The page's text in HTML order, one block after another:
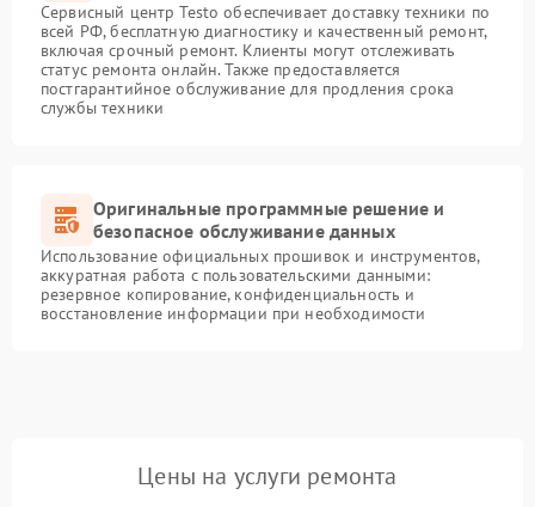
Сервисный центр Testo обеспечивает доставку техники по
всей РФ, бесплатную диагностику и качественный ремонт,
включая срочный ремонт. Клиенты могут отслеживать
статус ремонта онлайн. Также предоставляется
постгарантийное обслуживание для продления срока
службы техники
Оригинальные программные решение и
безопасное обслуживание данных
Использование официальных прошивок и инструментов,
аккуратная работа с пользовательскими данными:
резервное копирование, конфиденциальность и
восстановление информации при необходимости
Цены на услуги ремонта